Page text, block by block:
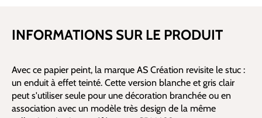
INFORMATIONS SUR LE PRODUIT
Avec ce papier peint, la marque AS Création revisite le stuc :
un enduit à effet teinté. Cette version blanche et gris clair
peut s'utiliser seule pour une décoration branchée ou en
association avec un modèle très design de la même